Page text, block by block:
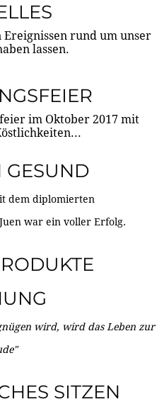
rund um unser
lassen.
im Oktober 2017 mit
GESUND
dem diplomierten
war ein voller Erfolg.
wird, wird das Leben zur
SITZEN